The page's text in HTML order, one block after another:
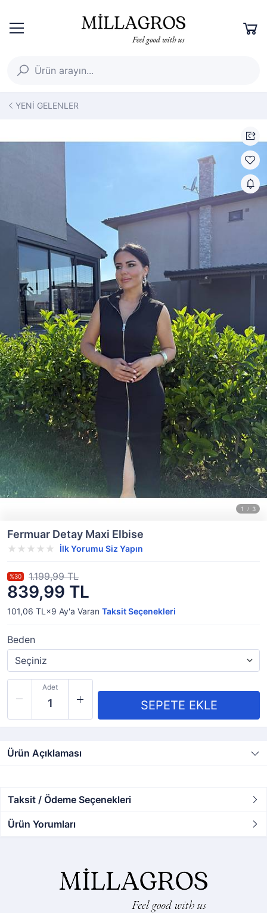
YENİ GELENLER
Fermuar Detay Maxi Elbise
İlk Yorumu Siz Yapın
839,99 TL
%30 1.199,99 TL
101,06 TL×9 Ay'a Varan Taksit Seçenekleri
Beden
Adet
Ürün Açıklaması
Taksit / Ödeme Seçenekleri
Ürün Yorumları